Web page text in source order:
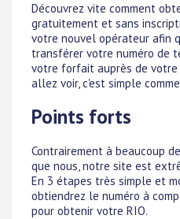
Découvrez vite comment
gratuitement et sans
votre nouvel opérateur afin
transférer votre numéro de
votre forfait auprès de votre
allez voir, c'est simple
Points forts
Contrairement à beaucoup
que nous, notre site est
En 3 étapes très simple et
obtiendrez le numéro à
pour obtenir votre RIO.